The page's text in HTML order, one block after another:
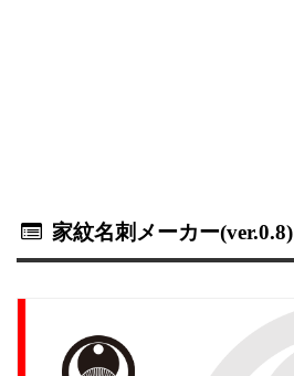
家紋名刺メーカー(ver.0.8)